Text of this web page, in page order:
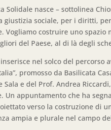
Solidale nasce – sottolinea
giustizia sociale, per i diritti,
Vogliamo costruire uno
del Paese, al di là degli
nel solco del percorso
promosso da Basilicata
Sala e del Prof. Andrea
Un appuntamento che ha
verso la costruzione di
ampia e plurale nel campo